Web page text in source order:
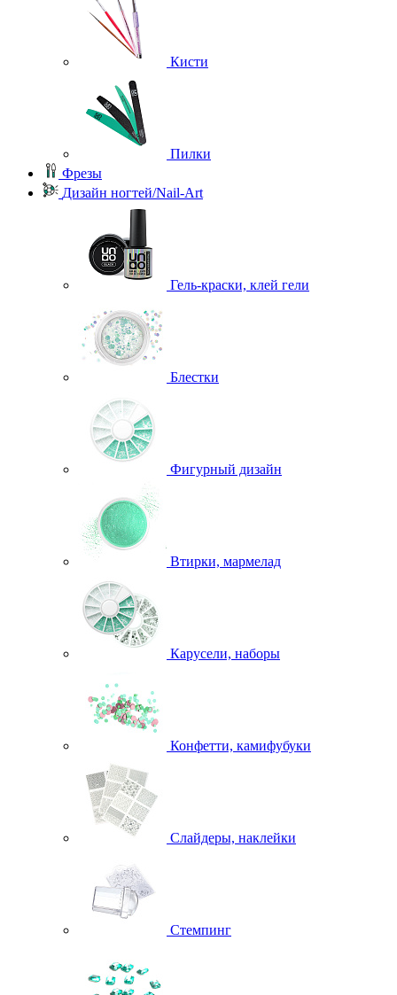
Кисти
Пилки
Фрезы
Дизайн ногтей/Nail-Art
Гель-краски, клей гели
Блестки
Фигурный дизайн
Втирки, мармелад
Карусели, наборы
Конфетти, камифубуки
Слайдеры, наклейки
Стемпинг